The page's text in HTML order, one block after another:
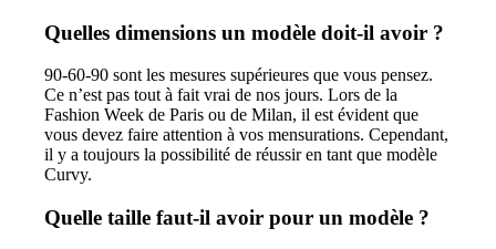
Quelles dimensions un modèle doit-il avoir ?
90-60-90 sont les mesures supérieures que vous pensez.
Ce n’est pas tout à fait vrai de nos jours. Lors de la
Fashion Week de Paris ou de Milan, il est évident que
vous devez faire attention à vos mensurations. Cependant,
il y a toujours la possibilité de réussir en tant que modèle
Curvy.
Quelle taille faut-il avoir pour un modèle ?